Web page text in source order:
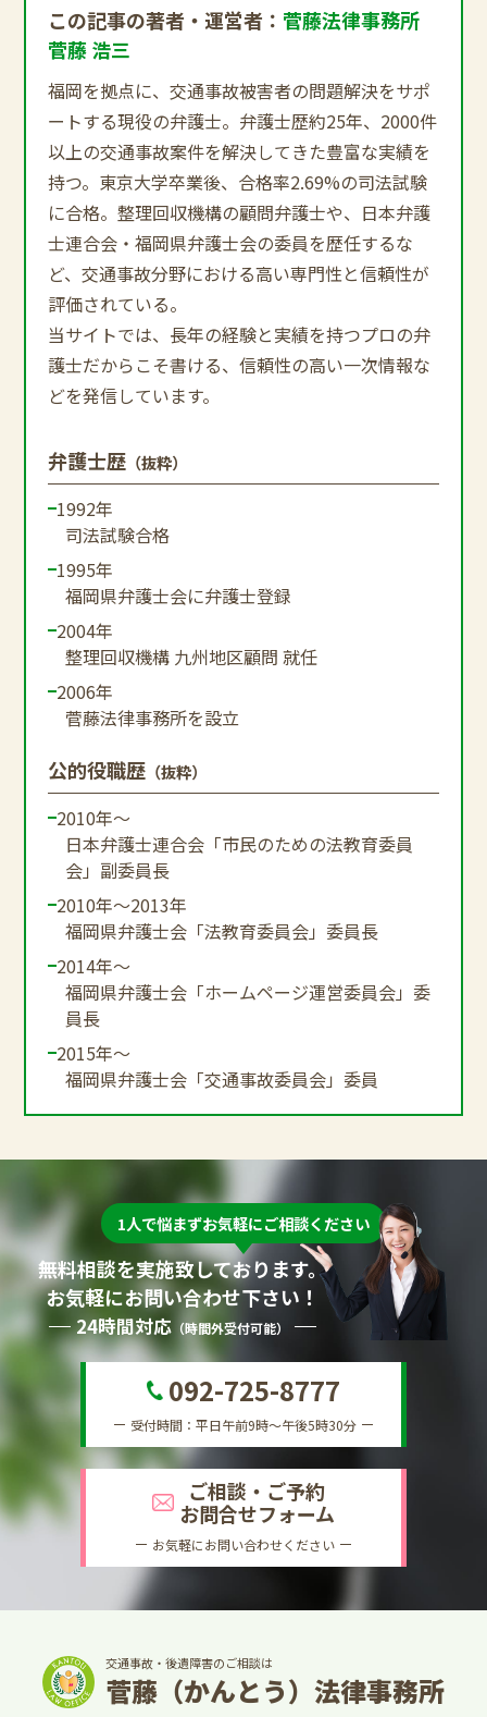
この記事の著者・運営者： 菅藤法律事務所
菅藤 浩三
福岡を拠点に、交通事故被害者の問題解決をサポ
ートする現役の弁護士。弁護士歴約25年、2000件
以上の交通事故案件を解決してきた豊富な実績を
持つ。東京大学卒業後、合格率2.69%の司法試験
に合格。整理回収機構の顧問弁護士や、日本弁護
士連合会・福岡県弁護士会の委員を歴任するな
ど、交通事故分野における高い専門性と信頼性が
評価されている。
当サイトでは、長年の経験と実績を持つプロの弁
護士だからこそ書ける、信頼性の高い一次情報な
どを発信しています。
弁護士歴 （抜粋）
1992年
司法試験合格
1995年
福岡県弁護士会に弁護士登録
2004年
整理回収機構 九州地区顧問 就任
2006年
菅藤法律事務所を設立
公的役職歴 （抜粋）
2010年～
日本弁護士連合会「市民のための法教育委員
会」副委員長
2010年～2013年
福岡県弁護士会「法教育委員会」委員長
2014年～
福岡県弁護士会「ホームページ運営委員会」委
員長
2015年～
福岡県弁護士会「交通事故委員会」委員
1人で悩まずお気軽にご相談ください
無料相談を実施致しております。
お気軽にお問い合わせ下さい！
24時間対応（時間外受付可能）
092-725-8777
受付時間：平日午前9時～午後5時30分
ご相談・ご予約
お問合せフォーム
お気軽にお問い合わせください
交通事故・後遺障害のご相談は
菅藤（かんとう）法律事務所